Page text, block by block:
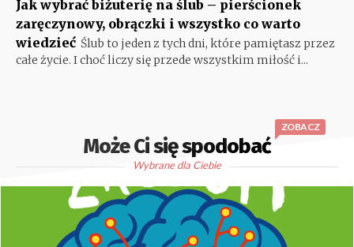
Jak wybrać biżuterię na ślub – pierścionek
zaręczynowy, obrączki i wszystko co warto
wiedzieć Ślub to jeden z tych dni, które pamiętasz przez
całe życie. I choć liczy się przede wszystkim miłość i...
Może Ci się spodobać
ZOBACZ
Wybrane dla Ciebie